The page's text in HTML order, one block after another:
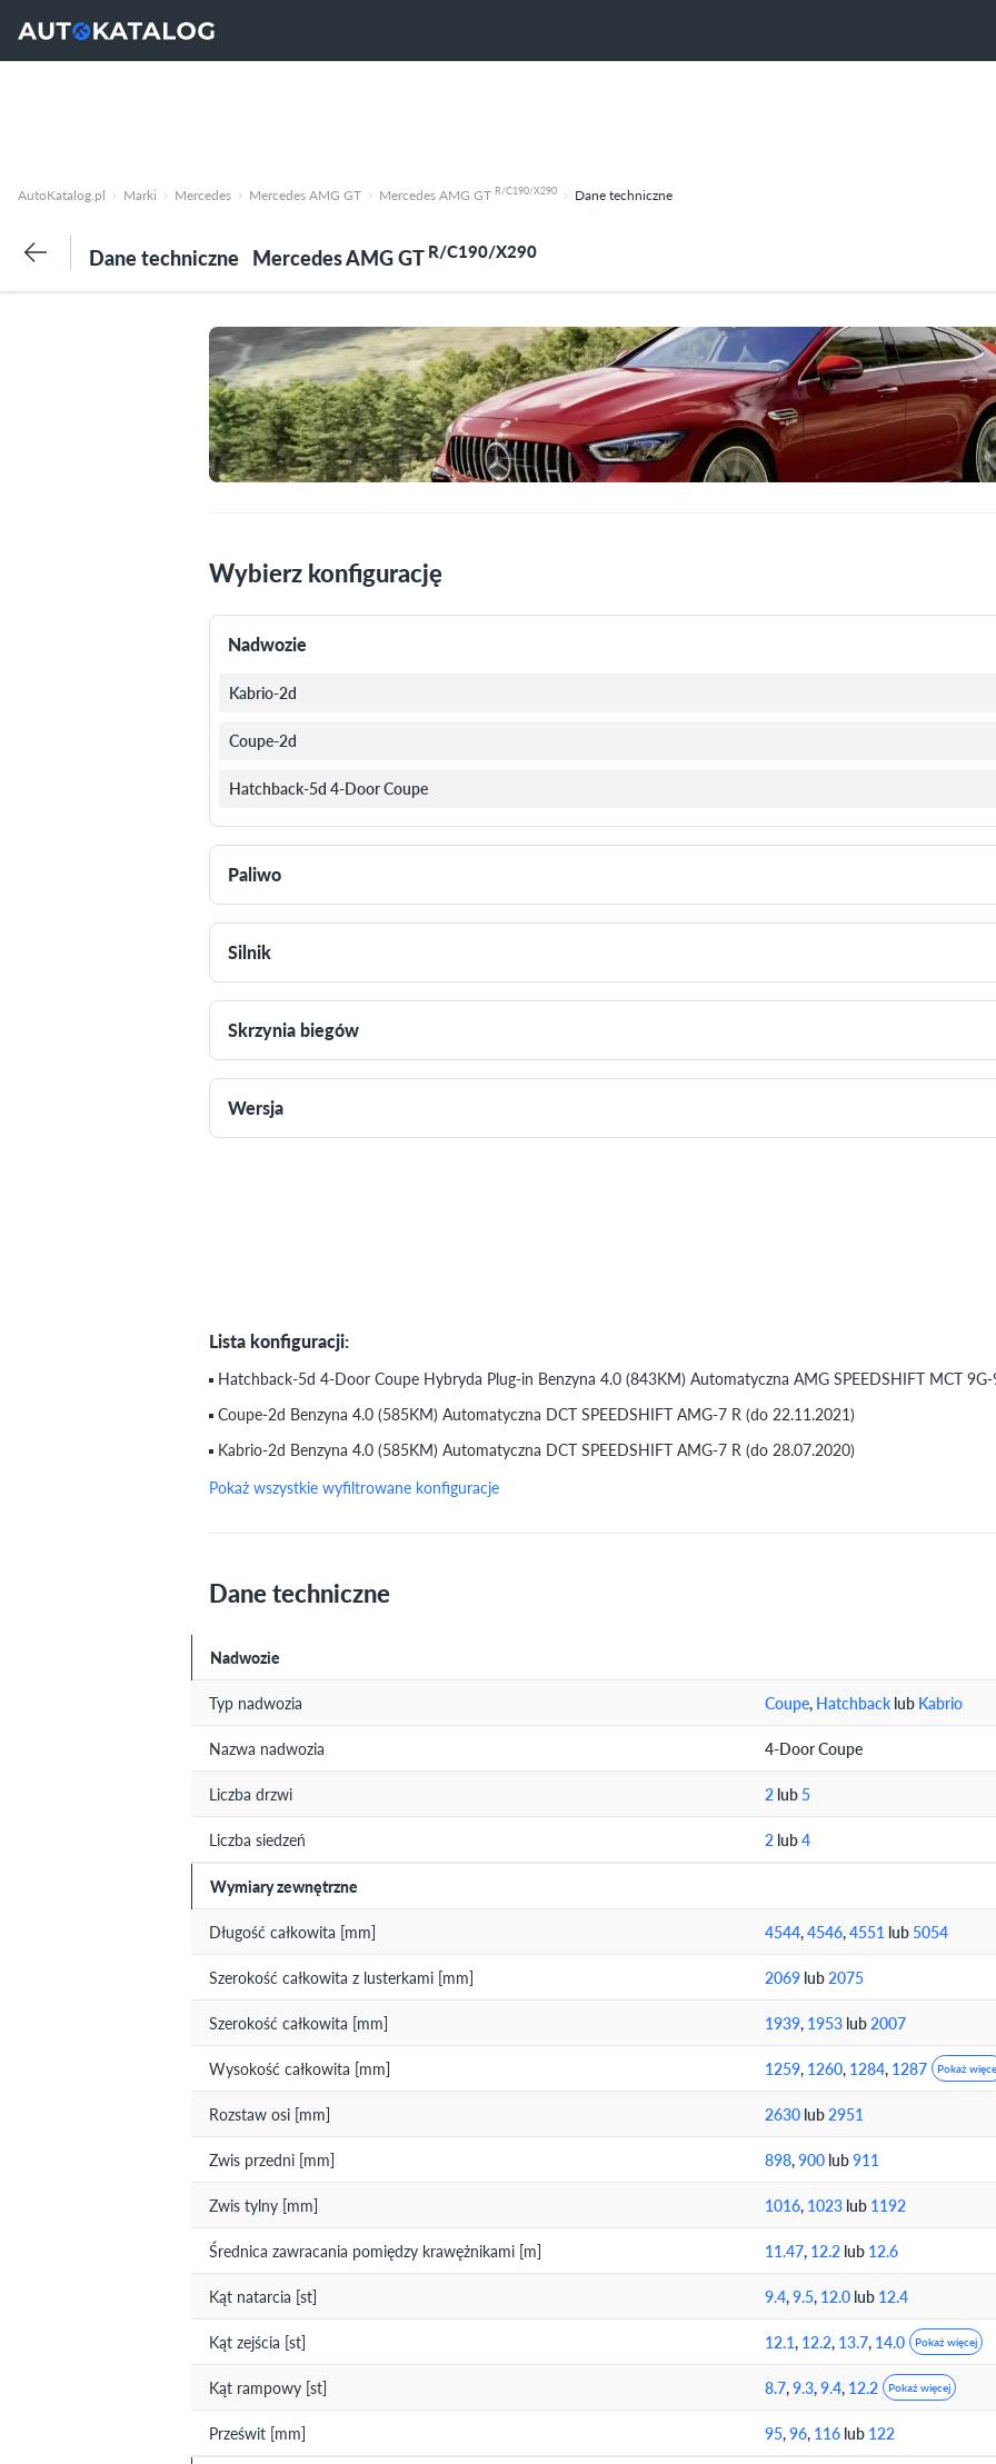
AutoKatalog.pl Marki Mercedes Mercedes AMG GT Mercedes AMG GT R/C190/X290 Dane techniczne
Dane techniczne Mercedes AMG GTR/C190/X290
Wybierz konfigurację
Nadwozie
Kabrio-2d
Coupe-2d
Hatchback-5d 4-Door Coupe
Paliwo
Silnik
Skrzynia biegów
Wersja
Lista konfiguracji:
Hatchback-5d 4-Door Coupe Hybryda Plug-in Benzyna 4.0 (843KM) Automatyczna AMG SPEEDSHIFT MCT
Coupe-2d Benzyna 4.0 (585KM) Automatyczna DCT SPEEDSHIFT AMG-7 R (do 22.11.2021)
Kabrio-2d Benzyna 4.0 (585KM) Automatyczna DCT SPEEDSHIFT AMG-7 R (do 28.07.2020)
Pokaż wszystkie wyfiltrowane konfiguracje
Dane techniczne
Nadwozie
Typ nadwozia Coupe, Hatchback lub Kabrio
Nazwa nadwozia 4-Door Coupe
Liczba drzwi 2 lub 5
Liczba siedzeń 2 lub4
Wymiary zewnętrzne
Długość całkowita [mm] 4544,4546,4551 lub 5054
Szerokość całkowita z lusterkami [mm] 2069 lub2075
Szerokość całkowita [mm] 1939, 1953 lub2007
Wysokość całkowita [mm] 1259, 1260, 1284, 1287 Pokaż
Rozstaw osi [mm] 2630 lub2951
Zwis przedni [mm] 898,900 lub911
Zwis tylny [mm] 1016, 1023 lub 1192
Średnica zawracania pomiędzy krawężnikami [m] 11.47, 12.2 lub 12.6
Kąt natarcia [st] 9.4,9.5, 12.0 lub 12.4
Kąt zejścia [st] 12.1, 12.2, 13.7, 14.0 Pokaż więcej
Kąt rampowy [st] 8.7,9.3,9.4, 12.2 Pokaż więcej
Prześwit [mm] 95,96, 116 lub 122